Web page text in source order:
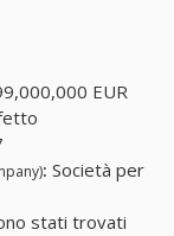
EUR
: Società per
stati trovati